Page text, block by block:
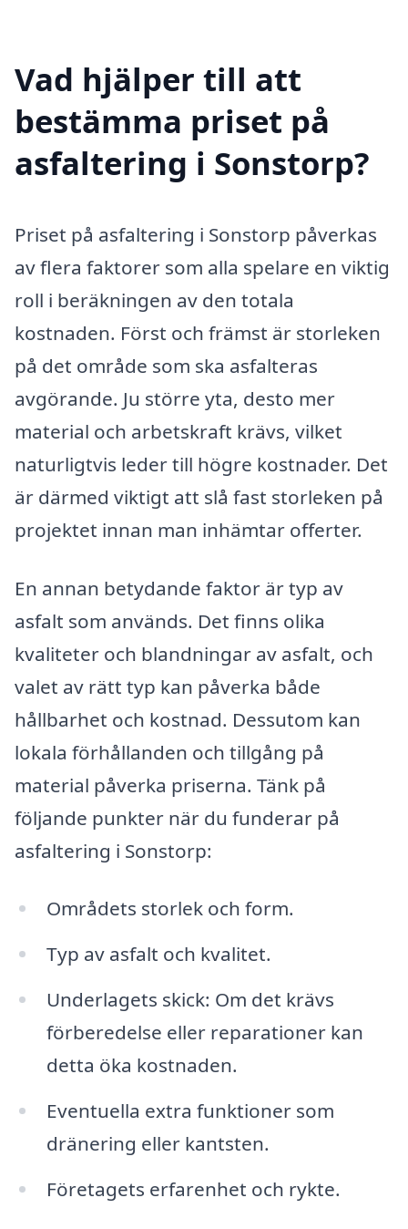
Vad hjälper till att
bestämma priset på
asfaltering i Sonstorp?
Priset på asfaltering i Sonstorp påverkas
av flera faktorer som alla spelare en viktig
roll i beräkningen av den totala
kostnaden. Först och främst är storleken
på det område som ska asfalteras
avgörande. Ju större yta, desto mer
material och arbetskraft krävs, vilket
naturligtvis leder till högre kostnader. Det
är därmed viktigt att slå fast storleken på
projektet innan man inhämtar offerter.
En annan betydande faktor är typ av
asfalt som används. Det finns olika
kvaliteter och blandningar av asfalt, och
valet av rätt typ kan påverka både
hållbarhet och kostnad. Dessutom kan
lokala förhållanden och tillgång på
material påverka priserna. Tänk på
följande punkter när du funderar på
asfaltering i Sonstorp:
Områdets storlek och form.
Typ av asfalt och kvalitet.
Underlagets skick: Om det krävs
förberedelse eller reparationer kan
detta öka kostnaden.
Eventuella extra funktioner som
dränering eller kantsten.
Företagets erfarenhet och rykte.